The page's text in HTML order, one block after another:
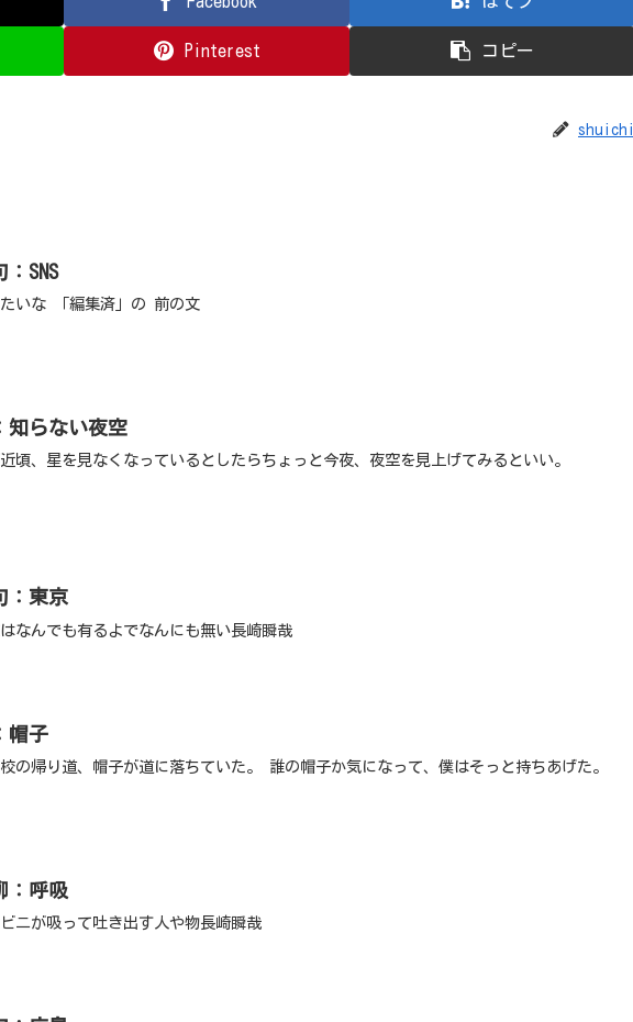
Pinterest コピー
shuichi
：SNS
いな 「編集済」の 前の文
知らない夜空
頃、星を見なくなっているとしたらちょっと今夜、夜空を見上げてみるといい。
：東京
なんでも有るよでなんにも無い長崎瞬哉
帽子
の帰り道、帽子が道に落ちていた。 誰の帽子か気になって、僕はそっと持ちあげた。
：呼吸
ニが吸って吐き出す人や物長崎瞬哉